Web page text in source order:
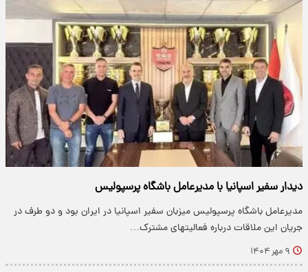
دیدار سفیر اسپانیا با مدیرعامل باشگاه پرسپولیس
مدیرعامل باشگاه پرسپولیس میزبان سفیر اسپانیا در ایران بود و دو طرف در
جریان این ملاقات درباره فعالیتهای مشترک…
۹ مهر ۱۴۰۴